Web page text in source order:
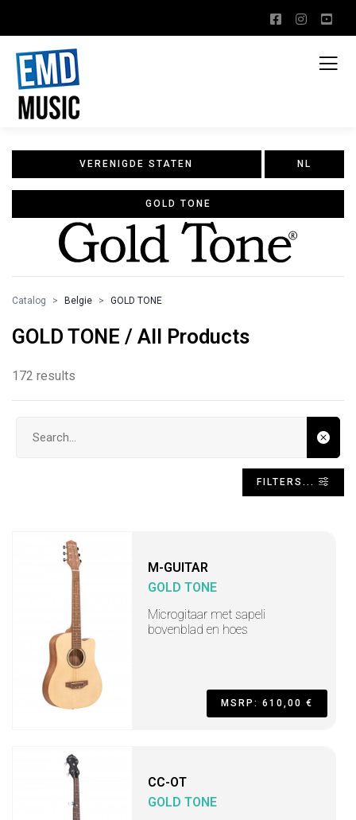
VERENIGDE STATEN NL
GOLD TONE
Catalog Belgie GOLD TONE
GOLD TONE / All Products
172 results
FILTERS...
M-GUITAR
GOLD TONE
Microgitaar met sapeli
bovenblad en hoes
MSRP: 610,00 €
CC-OT
GOLD TONE